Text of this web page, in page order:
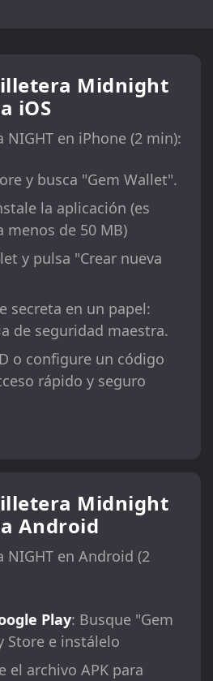
Midnight
iOS
en iPhone (2 min):
y busca "Gem Wallet".
la aplicación (es
menos de 50 MB)
y pulsa "Crear nueva
secreta en un papel:
de seguridad maestra.
o configure un código
rápido y seguro
Midnight
Android
en Android (2
Play: Busque "Gem
Store e instálelo
el archivo APK para